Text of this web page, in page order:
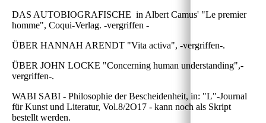
DAS AUTOBIOGRAFISCHE in Albert Camus' "Le premier
homme", Coqui-Verlag. -vergriffen -
ÜBER HANNAH ARENDT "Vita activa", -vergriffen-.
ÜBER JOHN LOCKE "Concerning human understanding",-
vergriffen-.
WABI SABI - Philosophie der Bescheidenheit, in: "L"-Journal
für Kunst und Literatur, Vol.8/2O17 - kann noch als Skript
bestellt werden.